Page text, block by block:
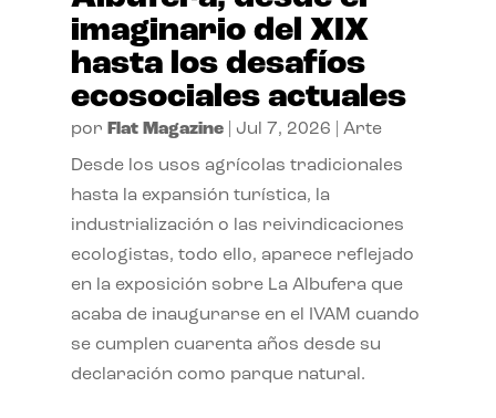
imaginario del XIX
hasta los desafíos
ecosociales actuales
por Flat Magazine| Jul 7, 2026 Arte
Desde los usos agrícolas tradicionales
hasta la expansión turística, la
industrialización o las reivindicaciones
ecologistas, todo ello, aparece reflejado
en la exposición sobre La Albufera que
acaba de inaugurarse en el IVAM cuando
se cumplen cuarenta años desde su
declaración como parque natural.